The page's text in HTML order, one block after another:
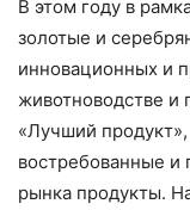
В этом году в
золотые и
инновационных и
животноводстве и
«Лучший
востребованные и
рынка продукты.